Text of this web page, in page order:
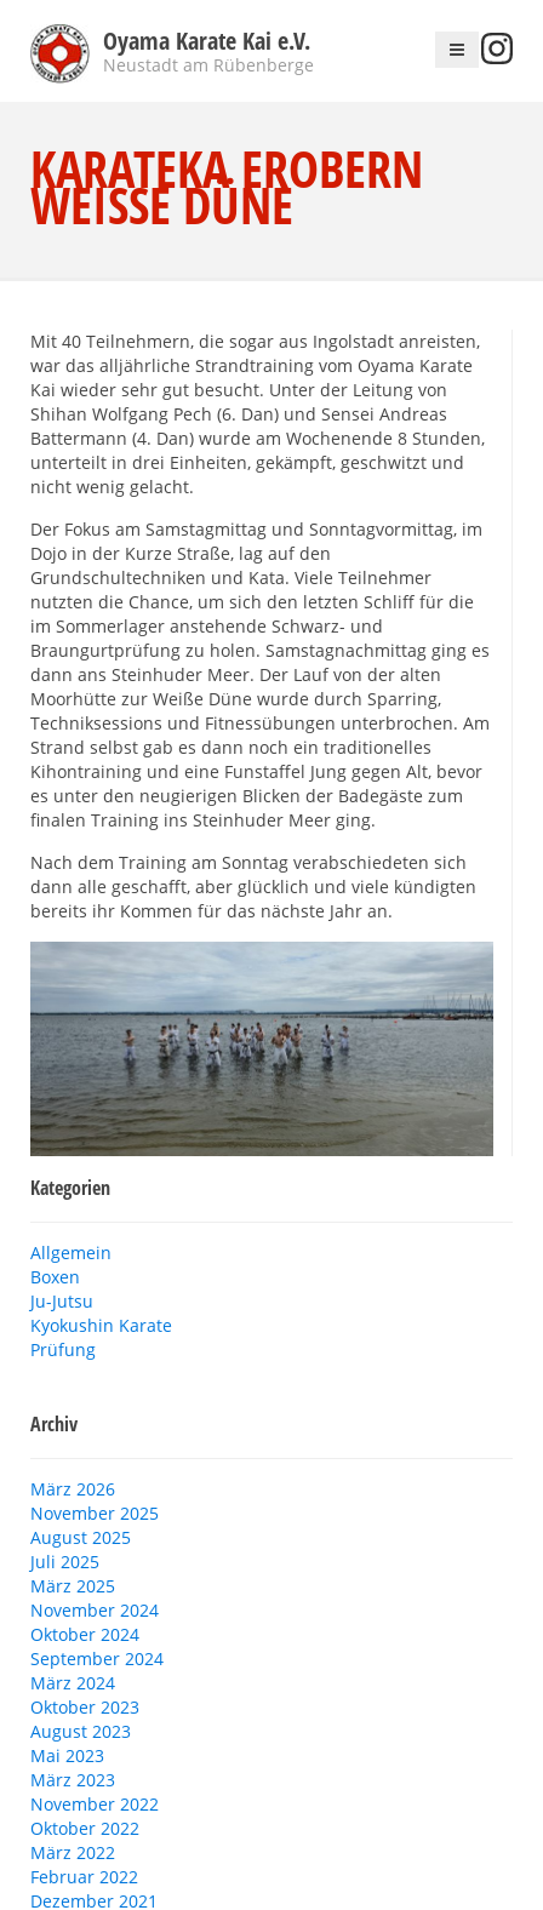
Oyama Karate Kai e.V.
Neustadt am Rübenberge
KARATEKA EROBERN
WEISSE DÜNE
Mit 40 Teilnehmern, die sogar aus Ingolstadt anreisten,
war das alljährliche Strandtraining vom Oyama Karate
Kai wieder sehr gut besucht. Unter der Leitung von
Shihan Wolfgang Pech (6. Dan) und Sensei Andreas
Battermann (4. Dan) wurde am Wochenende 8 Stunden,
unterteilt in drei Einheiten, gekämpft, geschwitzt und
nicht wenig gelacht.
Der Fokus am Samstagmittag und Sonntagvormittag, im
Dojo in der Kurze Straße, lag auf den
Grundschultechniken und Kata. Viele Teilnehmer
nutzten die Chance, um sich den letzten Schliff für die
im Sommerlager anstehende Schwarz- und
Braungurtprüfung zu holen. Samstagnachmittag ging es
dann ans Steinhuder Meer. Der Lauf von der alten
Moorhütte zur Weiße Düne wurde durch Sparring,
Techniksessions und Fitnessübungen unterbrochen. Am
Strand selbst gab es dann noch ein traditionelles
Kihontraining und eine Funstaffel Jung gegen Alt, bevor
es unter den neugierigen Blicken der Badegäste zum
finalen Training ins Steinhuder Meer ging.
Nach dem Training am Sonntag verabschiedeten sich
dann alle geschafft, aber glücklich und viele kündigten
bereits ihr Kommen für das nächste Jahr an.
Kategorien
Allgemein
Boxen
Ju-Jutsu
Kyokushin Karate
Prüfung
Archiv
März 2026
November 2025
August 2025
Juli 2025
März 2025
November 2024
Oktober 2024
September 2024
März 2024
Oktober 2023
August 2023
Mai 2023
März 2023
November 2022
Oktober 2022
März 2022
Februar 2022
Dezember 2021